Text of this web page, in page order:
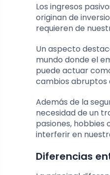
Los ingresos
originan de
requieren de
Un aspecto
mundo donde el
puede actuar
cambios abruptos
Además de la
necesidad de un
pasiones, hobbies
interferir en
Diferencias